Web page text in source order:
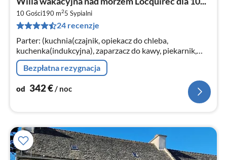
10 Gości190 m25 Sypialni
24 recenzje
Parter: (kuchnia(czajnik, opiekacz do chleba,
kuchenka(indukcyjna), zaparzacz do kawy, piekarnik,
kuchenka mikrofalowa, zmywarka do naczyń, lodówka,
zamrażarka)
Bezpłatna rezygnacja
od 342€/ noc